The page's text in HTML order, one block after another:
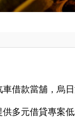
借款當舖， 烏日
多元借貸專案